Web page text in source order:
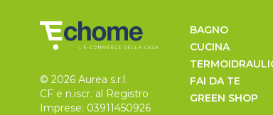
© 2026 Aurea s.r.l.
CF e n.iscr. al Registro
Imprese: 03911450926
BAGNO
CUCINA
FAI DA TE
GREEN SHOP